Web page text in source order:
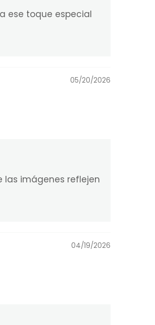
ese toque especial
05/20/2026
las imágenes reflejen
04/19/2026